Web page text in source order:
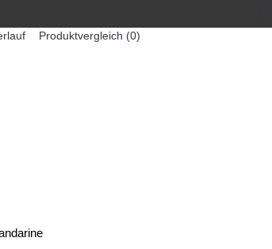
Produktvergleich (0)